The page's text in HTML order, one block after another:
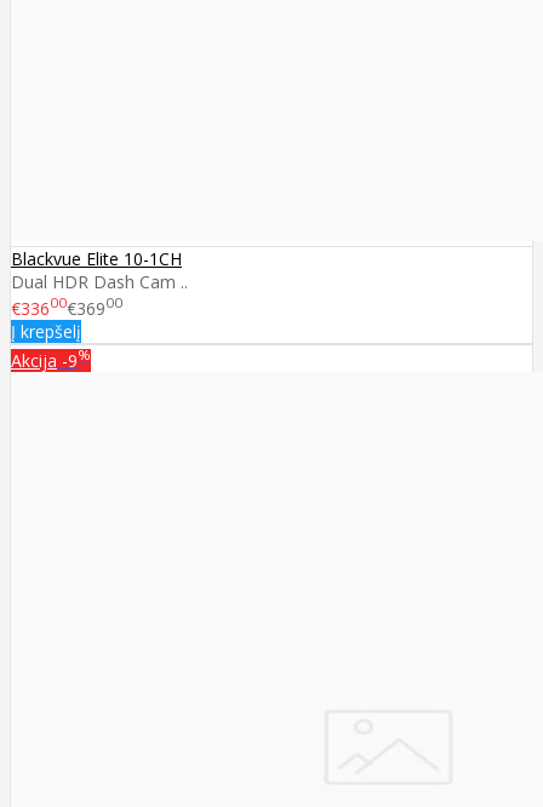
Blackvue Elite 10-1CH
Dual HDR Dash Cam ..
€33600€36900
Į krepšelį
Akcija -9%